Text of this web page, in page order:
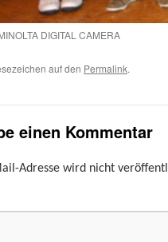
DIGITAL CAMERA
auf den Permalink.
einen Kommentar
Adresse wird nicht